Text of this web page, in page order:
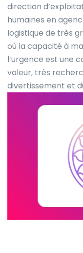
direction
humaines en
logistique de très
où la capacité à
l’urgence est une
valeur, très
divertissement et